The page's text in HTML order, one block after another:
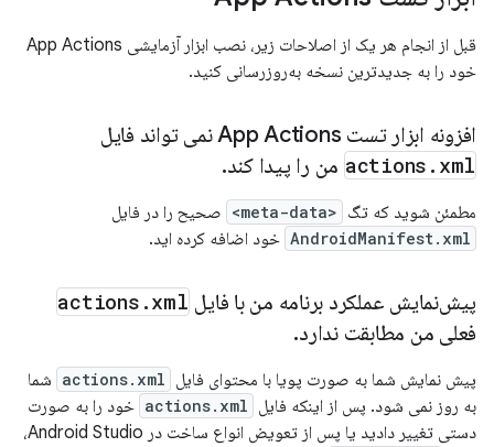
قبل از انجام هر یک از اصلاحات زیر، نصب ابزار آزمایشی App Actions
خود را به جدیدترین نسخه به‌روزرسانی کنید.
افزونه ابزار تست App Actions نمی تواند فایل
actions . xml من را پیدا کند.
مطمئن شوید که تگ <meta-data> صحیح را در فایل
AndroidManifest.xml خود اضافه کرده اید.
پیش‌نمایش عملکرد برنامه من با فایل actions .xml
فعلی من مطابقت ندارد.
پیش نمایش شما به صورت پویا با محتوای فایل actions.xml شما
به روز نمی شود. پس از اینکه فایل actions.xml خود را به صورت
دستی تغییر دادید یا پس از تعویض انواع ساخت در Android Studio،